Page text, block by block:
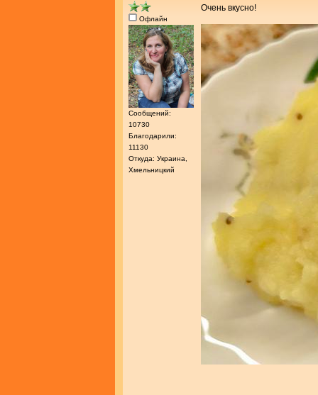
Офлайн
Сообщений:
10730
Благодарили:
11130
Откуда: Украина,
Хмельницкий
Очень вкусно!